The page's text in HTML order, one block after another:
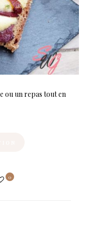
ou un repas tout en
0